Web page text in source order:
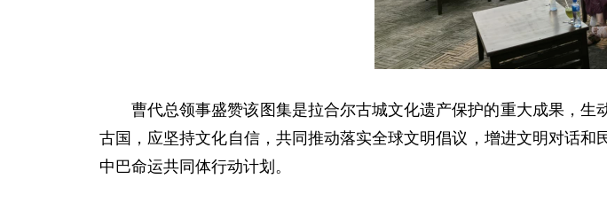
曹代总领事盛赞该图集是拉合尔古城文化遗产保护的重大成果，
古国，应坚持文化自信，共同推动落实全球文明倡议，增进文明对话
中巴命运共同体行动计划。